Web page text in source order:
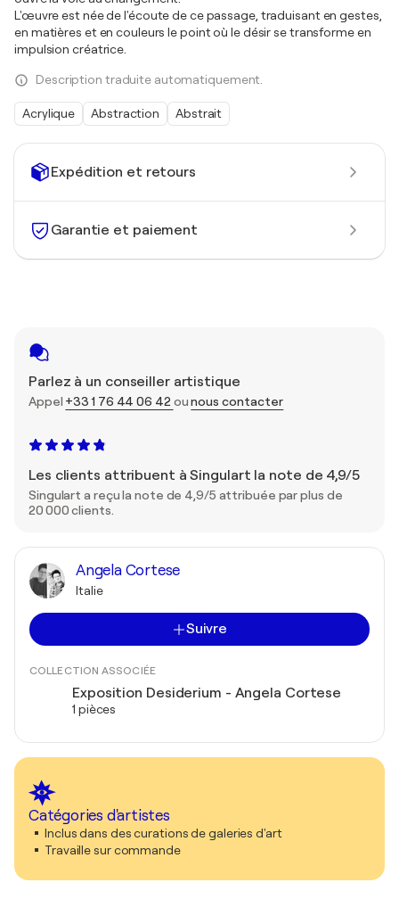
Expédition et retours
Garantie et paiement
Parlez à un conseiller artistique
Appel +33 1 76 44 06 42ounous contacter
Les clients attribuent à Singulart la note de 4,9/5
Singulart a reçu la note de 4,9/5 attribuée par plus de
20 000 clients.
Angela Cortese
Italie
Suivre
COLLECTION ASSOCIÉE
Exposition Desiderium - Angela Cortese
1 pièces
Catégories d'artistes
Inclus dans des curations de galeries d'art
Travaille sur commande
L'œuvre est née de l'écoute de ce passage, traduisant en gestes,
en matières et en couleurs le point où le désir se transforme en
impulsion créatrice.
Description traduite automatiquement.
Acrylique Abstraction Abstrait